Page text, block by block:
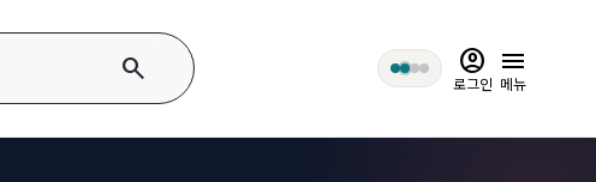
search account_circle
로그인
menu
메뉴